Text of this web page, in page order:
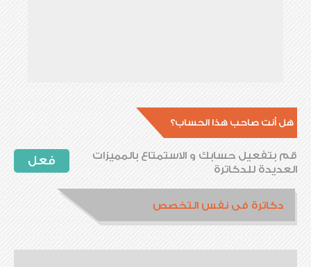
هل أنت صاحب هذا الحساب؟
فعل
قم بتفعيل حسابك و الاستمتاع بالمميزات
العديدة للدكاترة
دكاترة فى نفس التخصص